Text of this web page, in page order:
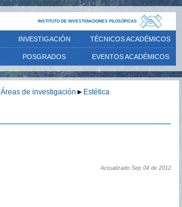
INSTITUTO DE INVESTIGACIONES FILOSÓFICAS
INVESTIGACIÓN TÉCNICOS ACADÉMICOS
POSGRADOS EVENTOS ACADÉMICOS
Áreas de investigación ► Estética
Actualizado Sep 04 de 2012